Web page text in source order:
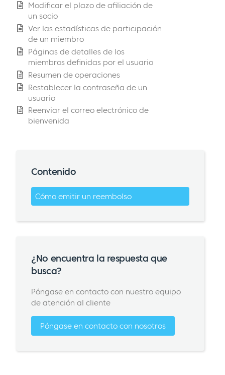
Modificar el plazo de afiliación de
un socio
Ver las estadísticas de participación
de un miembro
Páginas de detalles de los
miembros definidas por el usuario
Resumen de operaciones
Restablecer la contraseña de un
usuario
Reenviar el correo electrónico de
bienvenida
Contenido
Cómo emitir un reembolso
¿No encuentra la respuesta que
busca?
Póngase en contacto con nuestro equipo
de atención al cliente
Póngase en contacto con nosotros